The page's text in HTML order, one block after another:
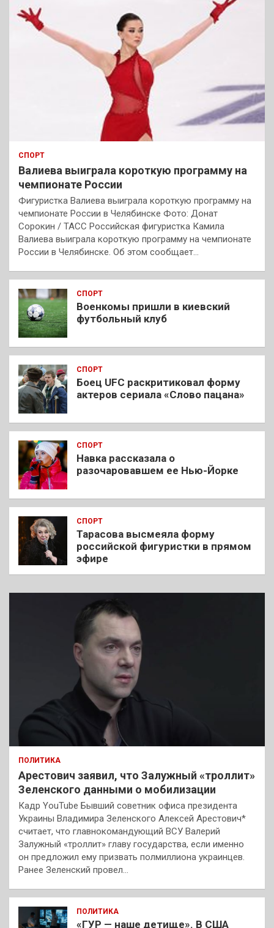
СПОРТ
Валиева выиграла короткую программу на
чемпионате России
Фигуристка Валиева выиграла короткую программу на
чемпионате России в Челябинске Фото: Донат
Сорокин / ТАСС Российская фигуристка Камила
Валиева выиграла короткую программу на чемпионате
России в Челябинске. Об этом сообщает…
СПОРТ
Военкомы пришли в киевский
футбольный клуб
СПОРТ
Боец UFC раскритиковал форму
актеров сериала «Слово пацана»
СПОРТ
Навка рассказала о
разочаровавшем ее Нью-Йорке
СПОРТ
Тарасова высмеяла форму
российской фигуристки в прямом
эфире
ПОЛИТИКА
Арестович заявил, что Залужный «троллит»
Зеленского данными о мобилизации
Кадр YouTube Бывший советник офиса президента
Украины Владимира Зеленского Алексей Арестович*
считает, что главнокомандующий ВСУ Валерий
Залужный «троллит» главу государства, если именно
он предложил ему призвать полмиллиона украинцев.
Ранее Зеленский провел…
ПОЛИТИКА
«ГУР — наше детище». В США